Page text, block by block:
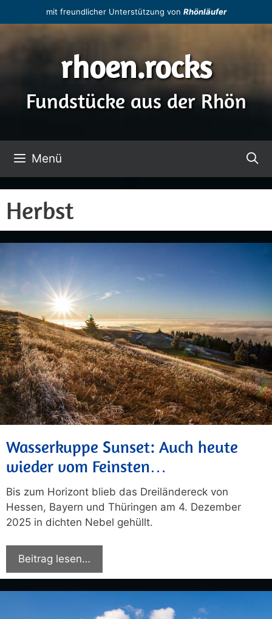
Inhalt
springen
mit freundlicher Unterstützung von Rhönläufer
rhoen.rocks
Fundstücke aus der Rhön
Menü
Herbst
Wasserkuppe Sunset: Auch heute
wieder vom Feinsten…
Bis zum Horizont blieb das Dreiländereck von
Hessen, Bayern und Thüringen am 4. Dezember
2025 in dichten Nebel gehüllt.
Beitrag lesen…